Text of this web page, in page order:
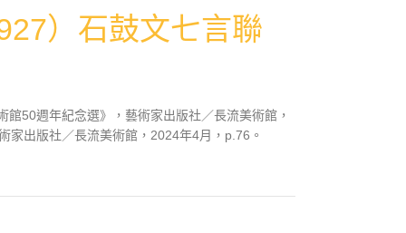
）石鼓文七言聯
50週年紀念選》，藝術家出版社／長流美術館，
出版社／長流美術館，2024年4月，p.76。